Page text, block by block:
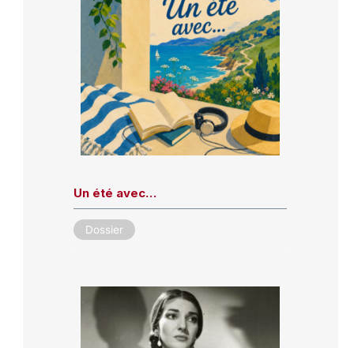
Un été avec…
Dossier